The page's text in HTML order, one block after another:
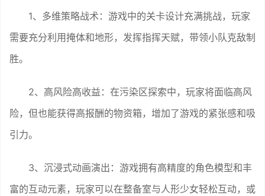
1、多维策略战术：游戏中的关卡设计充满挑战，玩家
需要充分利用掩体和地形，发挥指挥天赋，带领小队克敌制
胜。
2、高风险高收益：在污染区探索中，玩家将面临高风
险，但也能获得高报酬的物资箱，增加了游戏的紧张感和吸
引力。
3、沉浸式动画演出：游戏拥有高精度的角色模型和丰
富的互动元素，玩家可以在整备室与人形少女轻松互动，或